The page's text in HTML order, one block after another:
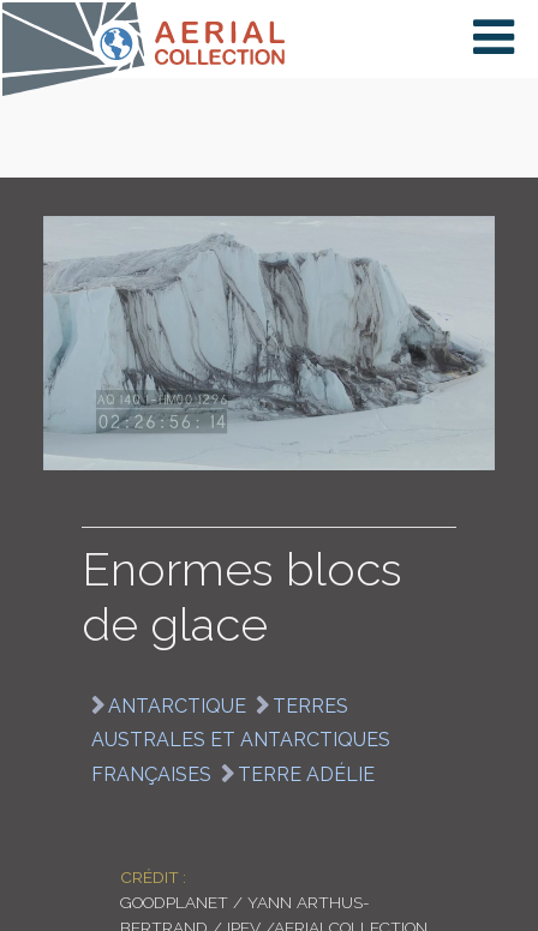
×
CARTE
COLLECTIONS
LOGIN
Enormes blocs
de glace
ANTARCTIQUE
TERRES
AUSTRALES ET ANTARCTIQUES
FRANÇAISES
TERRE ADÉLIE
CRÉDIT :
GOODPLANET / YANN ARTHUS-